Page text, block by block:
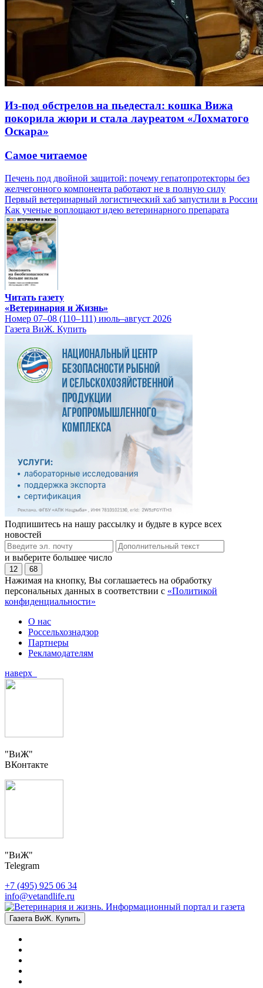
Из-под обстрелов на пьедестал: кошка Вижа
покорила жюри и стала лауреатом «Лохматого
Оскара»
Самое читаемое
Печень под двойной защитой: почему гепатопротекторы без
желчегонного компонента работают не в полную силу
Первый ветеринарный логистический хаб запустили в России
Как ученые воплощают идею ветеринарного препарата
Читать газету
«Ветеринария и Жизнь»
Номер 07–08 (110–111) июль–август 2026
Газета ВиЖ. Купить
Подпишитесь на нашу рассылку и будьте в курсе всех
новостей
и выберите большее число
12 68
Нажимая на кнопку, Вы соглашаетесь на обработку
персональных данных в соответствии с «Политикой
конфиденциальности»
О нас
Россельхознадзор
Партнеры
Рекламодателям
наверх
"ВиЖ"
ВКонтакте
"ВиЖ"
Telegram
+7 (495) 925 06 34
info@vetandlife.ru
Газета ВиЖ. Купить